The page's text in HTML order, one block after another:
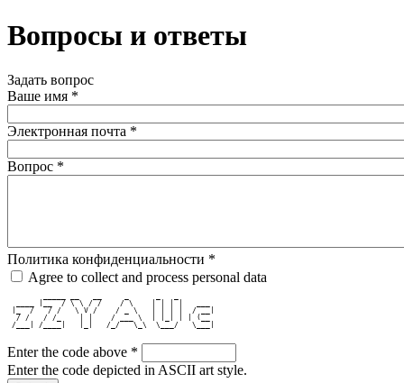
Вопросы и ответы
Задать вопрос
Ваше имя *
Электронная почта *
Вопрос *
Политика конфиденциальности *
Agree to collect and process personal data
  ____ |__  / \ \ / /    / \    | | | |   ___
|_  /   / /   \ V /    / _ \   | | | |  / __|
  / /   / /_    | |    / ___ \  | |_| | | (__
/___| /____|   |_|   /_/   \_\  \___/   \___|
Enter the code above *
Enter the code depicted in ASCII art style.